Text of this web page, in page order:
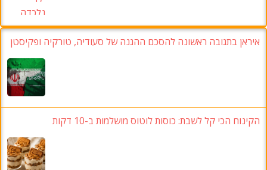
איראן בתגובה ראשונה להסכם ההגנה של סעודיה, טורקיה ופקיסטן
הקינוח הכי קל לשבת: כוסות לוטוס מושלמות ב-10 דקות